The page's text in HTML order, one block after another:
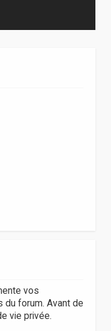
vos
du forum. Avant de
vie privée.